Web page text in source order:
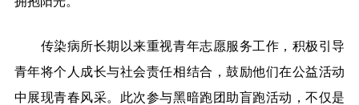
传染病所长期以来重视青年志愿服务工作，积极引导
青年将个人成长与社会责任相结合，鼓励他们在公益活动
中展现青春风采。此次参与黑暗跑团助盲跑活动，不仅是